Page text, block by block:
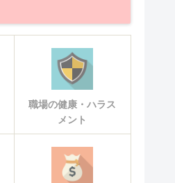
職場の健康・ハラス
メント